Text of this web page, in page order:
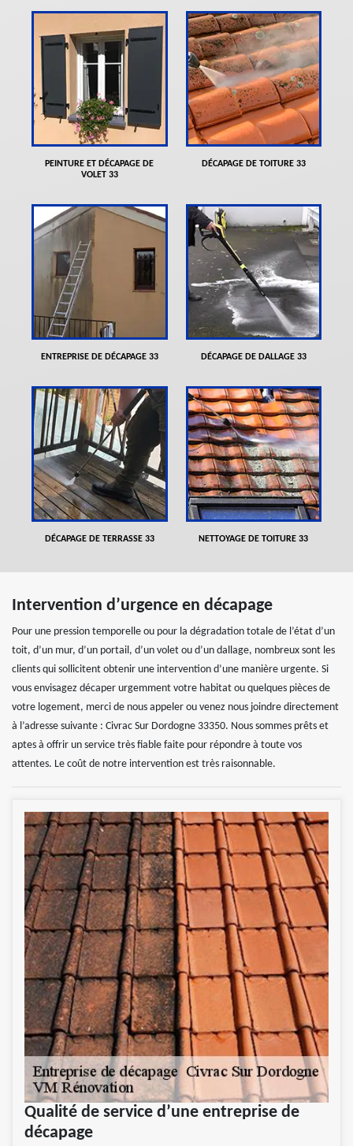
PEINTURE ET DÉCAPAGE DE
VOLET 33
DÉCAPAGE DE TOITURE 33
ENTREPRISE DE DÉCAPAGE 33 DÉCAPAGE DE DALLAGE 33
DÉCAPAGE DE TERRASSE 33 NETTOYAGE DE TOITURE 33
Intervention d’urgence en décapage
Pour une pression temporelle ou pour la dégradation totale de l’état d’un
toit, d’un mur, d’un portail, d’un volet ou d’un dallage, nombreux sont les
clients qui sollicitent obtenir une intervention d’une manière urgente. Si
vous envisagez décaper urgemment votre habitat ou quelques pièces de
votre logement, merci de nous appeler ou venez nous joindre directement
à l’adresse suivante : Civrac Sur Dordogne 33350. Nous sommes prêts et
aptes à offrir un service très fiable faite pour répondre à toute vos
attentes. Le coût de notre intervention est très raisonnable.
Qualité de service d’une entreprise de
décapage